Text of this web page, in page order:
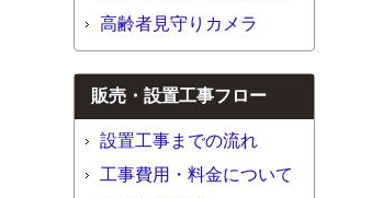
高齢者見守りカメラ
販売・設置工事フロー
設置工事までの流れ
工事費用・料金について